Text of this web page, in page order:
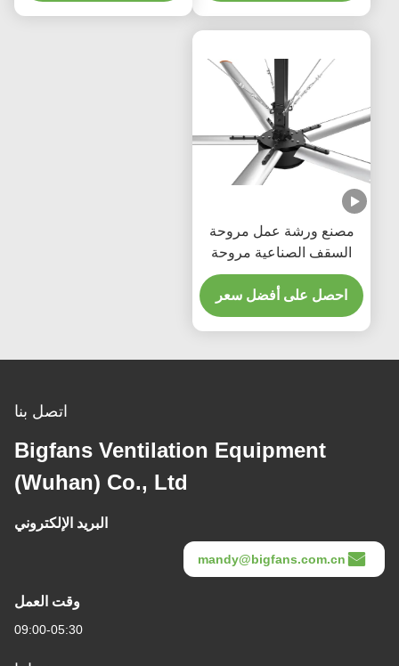
عمل مروحة
مروحة
تهوية توفير الطاقة 220/380
فولتأفضل سعر
Bigfans Ventilation
(Wuhan) Co., Ltd